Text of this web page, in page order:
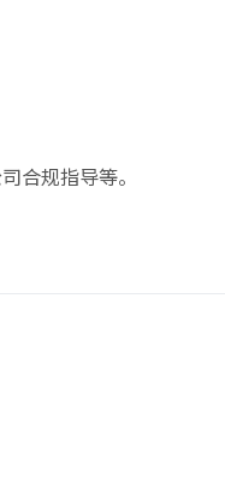
合规指导等。